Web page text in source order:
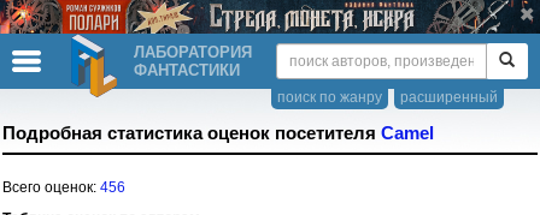
ЛАБОРАТОРИЯ
ФАНТАСТИКИ
расширенный
поиск по жанру
Подробная статистика оценок посетителя Camel
Всего оценок: 456